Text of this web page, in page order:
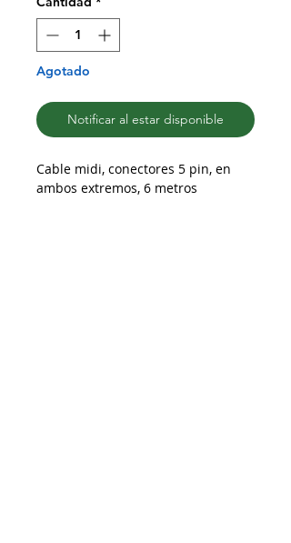
Agotado
Notificar al estar disponible
Cable midi, conectores 5 pin, en
ambos extremos, 6 metros